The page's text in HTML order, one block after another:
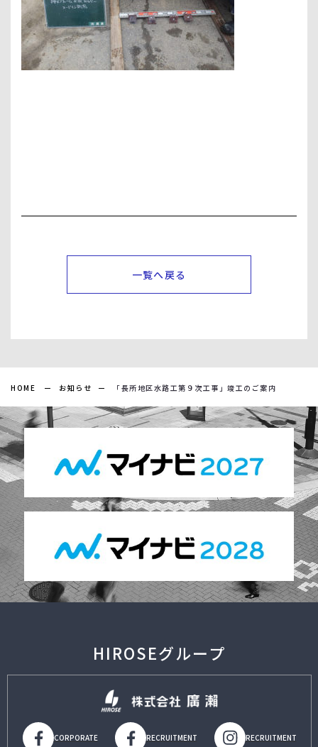
一覧へ戻る
HOME お知らせ 「長所地区水路工第９次工事」竣工のご案内
HIROSEグループ
CORPORATE RECRUITMENT RECRUITMENT